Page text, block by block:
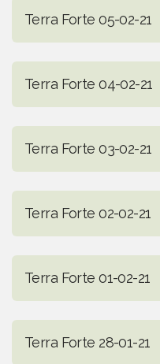
Terra Forte 05-02-21
Terra Forte 04-02-21
Terra Forte 03-02-21
Terra Forte 02-02-21
Terra Forte 01-02-21
Terra Forte 28-01-21